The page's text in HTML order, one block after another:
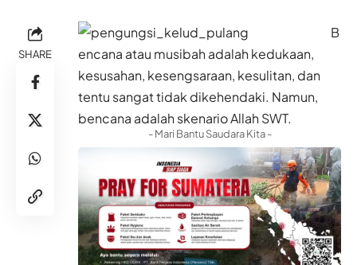
SHARE
B
encana atau musibah adalah kedukaan,
kesusahan, kesengsaraan, kesulitan, dan
tentu sangat tidak dikehendaki. Namun,
bencana adalah skenario Allah SWT.
- Mari Bantu Saudara Kita -